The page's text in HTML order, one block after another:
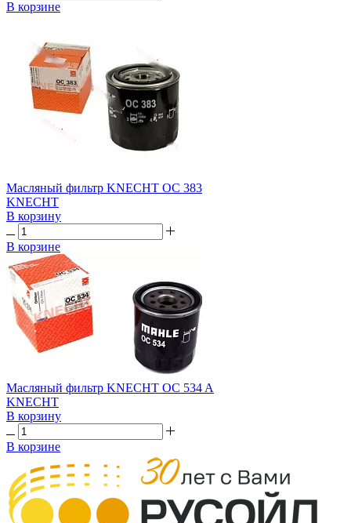
В корзине
Масляный фильтр KNECHT OC 383
KNECHT
В корзину
В корзине
Масляный фильтр KNECHT OC 534 A
KNECHT
В корзину
В корзине